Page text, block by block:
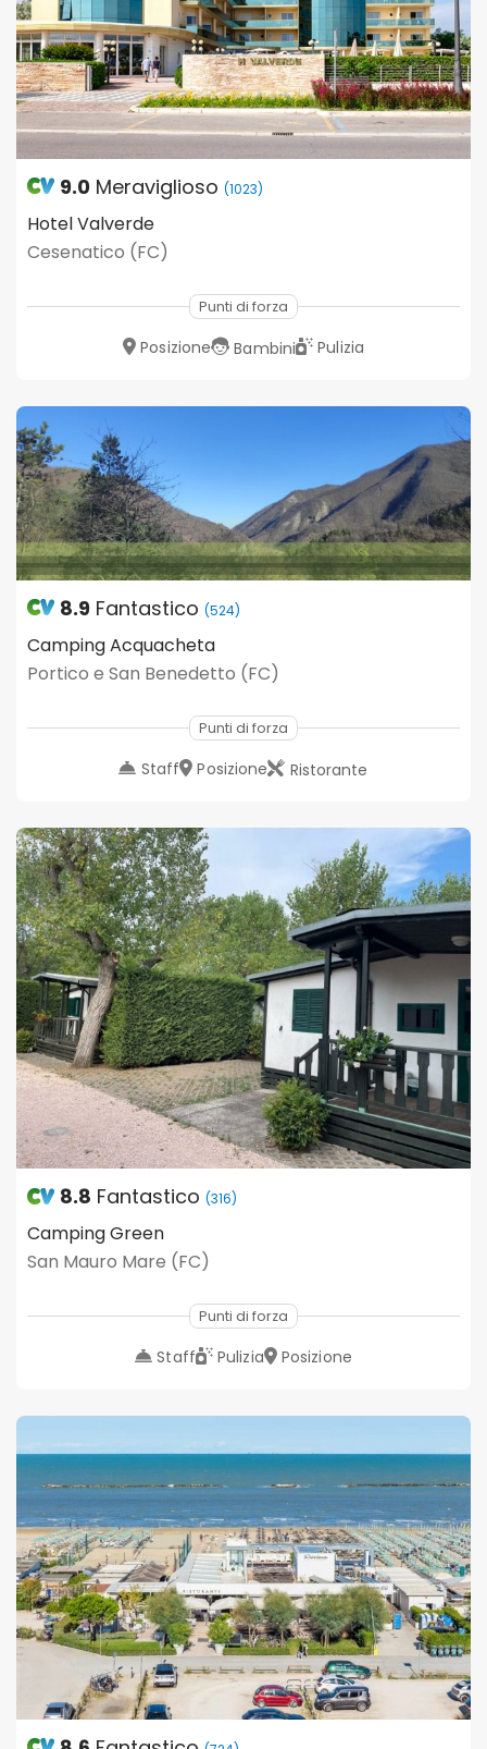
9.0 Meraviglioso (1023)
Hotel Valverde
Cesenatico (FC)
Punti di forza
Posizione Bambini Pulizia
8.9 Fantastico (524)
Camping Acquacheta
Portico e San Benedetto (FC)
Punti di forza
Staff Posizione Ristorante
8.8 Fantastico (316)
Camping Green
San Mauro Mare (FC)
Punti di forza
Staff Pulizia Posizione